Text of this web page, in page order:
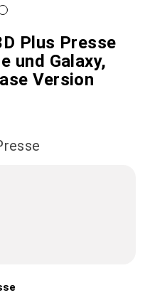
Plus Presse
und Galaxy,
Version